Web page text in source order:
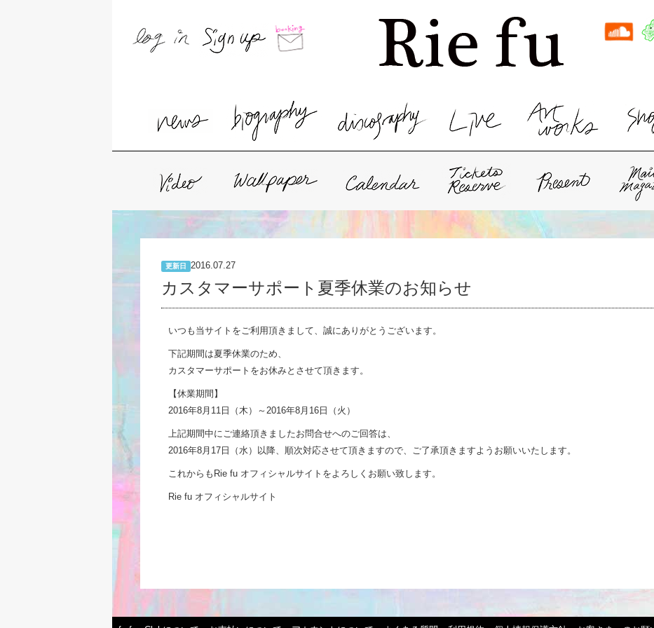
更新日 2016.07.27
カスタマーサポート夏季休業のお知らせ
いつも当サイトをご利用頂きまして、誠にありがとうございます。
下記期間は夏季休業のため、
カスタマーサポートをお休みとさせて頂きます。
【休業期間】
2016年8月11日（木）～2016年8月16日（火）
上記期間中にご連絡頂きましたお問合せへのご回答は、
2016年8月17日（水）以降、順次対応させて頂きますので、ご了承頂きますようお願いいたします。
これからもRie fu オフィシャルサイトをよろしくお願い致します。
Rie fu オフィシャルサイト